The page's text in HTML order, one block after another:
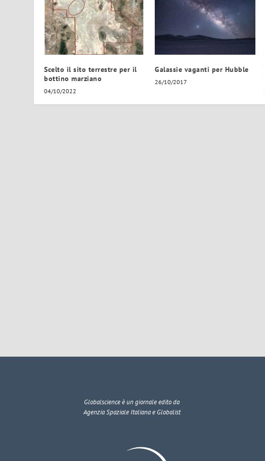
Scelto il sito terrestre per il
bottino marziano
04/10/2022
Galassie vaganti per Hubble
26/10/2017
Globalscienceè un giornale edito da
Agenzia Spaziale Italiana e Globalist